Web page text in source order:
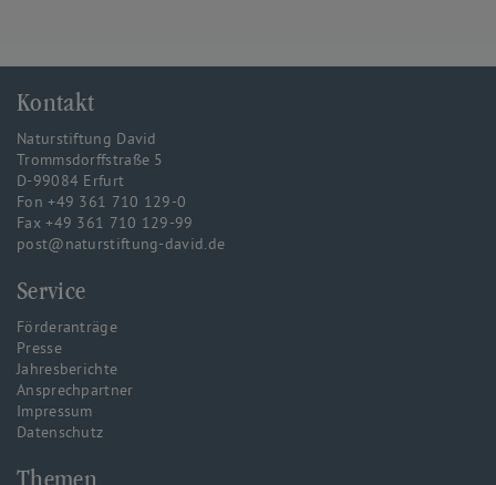
Kontakt
Naturstiftung David
Trommsdorffstraße 5
D-99084 Erfurt
Fon +49 361 710 129-0
Fax +49 361 710 129-99
post@naturstiftung-david.de
Service
Förderanträge
Presse
Jahresberichte
Ansprechpartner
Impressum
Datenschutz